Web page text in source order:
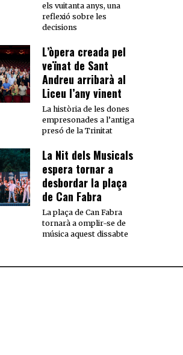
els vuitanta anys, una
reflexió sobre les
decisions
L’òpera creada pel
veïnat de Sant
Andreu arribarà al
Liceu l’any vinent
La història de les dones
empresonades a l’antiga
presó de la Trinitat
La Nit dels Musicals
espera tornar a
desbordar la plaça
de Can Fabra
La plaça de Can Fabra
tornarà a omplir-se de
música aquest dissabte